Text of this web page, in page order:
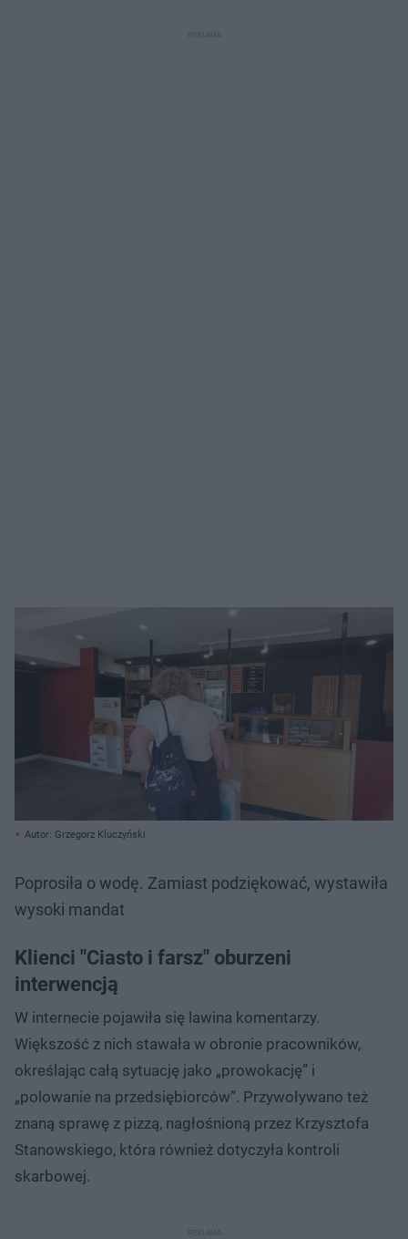
Autor: Grzegorz Kluczyński
Poprosiła o wodę. Zamiast podziękować, wystawiła
wysoki mandat
Klienci "Ciasto i farsz" oburzeni
interwencją
W internecie pojawiła się lawina komentarzy.
Większość z nich stawała w obronie pracowników,
określając całą sytuację jako „prowokację” i
„polowanie na przedsiębiorców”. Przywoływano też
znaną sprawę z pizzą, nagłośnioną przez Krzysztofa
Stanowskiego, która również dotyczyła kontroli
skarbowej.